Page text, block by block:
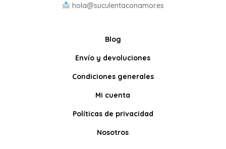
hola@suculentaconamor.es
Blog
Envío y devoluciones
Condiciones generales
Mi cuenta
Políticas de privacidad
Nosotros